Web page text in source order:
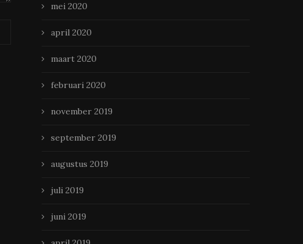
mei 2020
april 2020
maart 2020
februari 2020
november 2019
september 2019
augustus 2019
juli 2019
juni 2019